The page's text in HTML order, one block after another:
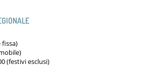
fissa)
(festivi esclusi)